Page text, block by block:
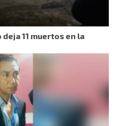
11 muertos en la